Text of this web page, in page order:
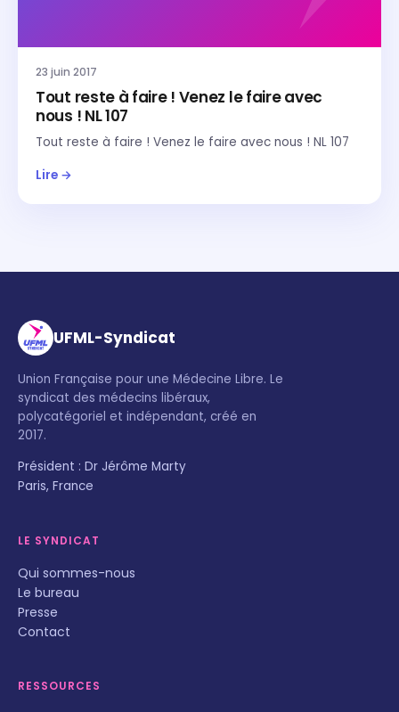
23 juin 2017
Tout reste à faire ! Venez le faire avec
nous ! NL 107
Tout reste à faire ! Venez le faire avec nous ! NL 107
Lire →
UFML-Syndicat
Union Française pour une Médecine Libre. Le
syndicat des médecins libéraux,
polycatégoriel et indépendant, créé en
2017.
Président : Dr Jérôme Marty
Paris, France
LE SYNDICAT
Qui sommes-nous
Le bureau
Presse
Contact
RESSOURCES